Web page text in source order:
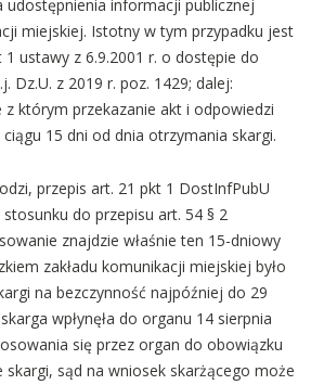
udostępnienia informacji publicznej
miejskiej. Istotny w tym przypadku jest
ustawy z 6.9.2001 r. o dostępie do
Dz.U. z 2019 r. poz. 1429; dalej:
którym przekazanie akt i odpowiedzi
15 dni od dnia otrzymania skargi.
przepis art. 21 pkt 1 DostInfPubU
do przepisu art. 54 § 2
znajdzie właśnie ten 15-dniowy
zakładu komunikacji miejskiej było
na bezczynność najpóźniej do 29
wpłynęła do organu 14 sierpnia
się przez organ do obowiązku
sąd na wniosek skarżącego może